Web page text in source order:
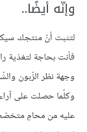
وإنّه أيضًا..
لتثبت أنّ منتجك
وجهة نظر الزّبون
وكلّما حصلت على
عليه من محامٍ متخصّص